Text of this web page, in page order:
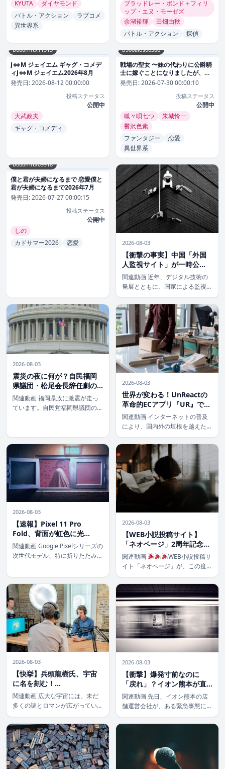
KYUTA
ダイヤモンド
バトル・アクション
ラブコメ
異世界系
ブラッドレー・ボンド＋フィリ
ップ・エヌ・モーゼズ
余湖裕輝
田畑由秋
バトル・アクション
探偵
b000fhftx11513
J⇔M ジェイエム ギャグ・コメデ
ィJ⇔M ジェイエム2026年8月
発売日:2026-08-12 00:00:00
投稿ステータス
公開中
大武政夫
ギャグ・コメディ
b900alds06386
戦場の聖女 〜妹の代わりに公爵騎
士に嫁ぐことになりましたが、今
は幸せです〜 恋愛戦場の聖女 〜妹
の代わりに公爵騎士に嫁ぐことに
なりましたが、今は幸せです〜
発売日:2026-07-30 00:00:10
投稿ステータス
公開中
呱々唄七つ
朱城怜一
鬱沢色素
ファンタジー
恋愛
異世界系
b000fhftx09918
僕と君が夫婦になるまで 恋愛僕と
君が夫婦になるまで2026年7月
発売日:2026-07-27 00:00:15
投稿ステータス
公開中
しの
カドサマー2026
恋愛 2026-08-03
【衝撃の事実】中国「外国
人監視サイト」が一時公
開！日米記者の名前も流
出、その全貌とは？
関連動画 近年、デジタル技術の
発展とともに、国家による監視の
目は日増しに厳しくなっていま
す。そんな中、中国当局が運営し
ているとみられる外国人監視用の
ウェブサイトが、一時的に一般公
開されてしまうという衝撃的なニ
ュースが報じ […]
2026-08-03
震災の夜に何が？自民福岡
県議団・松尾会長辞任劇の
真相と問われる政治倫理
関連動画 福岡県政に激震が走っ
ています。自民党福岡県議団のト
ーを開催していた問題を受け、辞
任の意向を固めたことが報じられ
ました。災害発生という緊急事態
下での不適 […]
2026-08-03
世界が変わる！UnReactの
革命的ECアプリ『UR』で海
外販売の未来を掴め！
関連動画 インターネットの普及
により、国内外の垣根を越えた
EC（電子商取引）が当たり前に
なりました。しかし、特に海外向
けECにおいては、言語の壁や文
化の違い、決済方法の多様性な
ど、乗り越えるべき課題が山積し
ています。そん […]
2026-08-03
【速報】Pixel 11 Pro
Fold、背面が虹色に光
る？！公式風画像リークで
判明した未来のデザイン
関連動画 Google Pixelシリーズの
次世代モデル、特に折りたたみス
ます。今回、「Pixel 11 Pro
Fold」とみられる公式風のレンダ
リング画像が […]
2026-08-03
【WEB小説投稿サイト】
「ネオページ」2周年記念！
今こそ小説を書き始めるべ
き理由と豪華キャンペーン
関連動画
WEB小説投稿サ
イト「ネオページ」が、この度め
でたくサービス開始2周年を迎え
ました！
日頃から「ネオ
ページ」をご利用の皆様、そして
これからWEB小説を始めてみた
いと思っている皆様、こんにち
は！ 数多 […]
2026-08-03
【快挙】兵頭龍樹氏、宇宙
に名を刻む！
「Ryukihyodo」命名に見
るスペースデータCSOの軌
跡
関連動画 広大な宇宙には、未だ
多くの謎とロマンが広がっていま
す。そんな宇宙に、日本の名前が
また一つ刻まれるという歴史的な
快挙が発表されました。 国際天
文学連合（IAU）が、スペースデ
ータ株式会社のCSO（最高戦略責
任者） […]
2026-08-03
【衝撃】爆発寸前なのに
「戻れ」？イオン熊本が直
面した危機と指示の真意
関連動画 先日、イオン熊本の店
舗運営会社が、ある緊急事態にお
いて「爆発前、館内へ戻るよう指
示した」というニュースが大きな
が迫れば避難が最優先されるは
ず。一体なぜ、このような異例の
指示が出され […]